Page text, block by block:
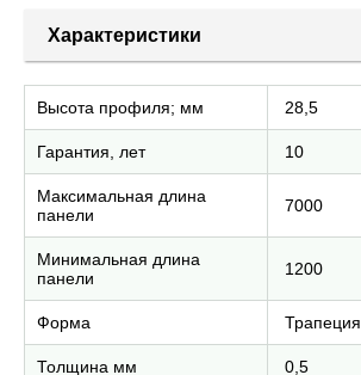
Характеристики
Высота профиля; мм 28,5
Гарантия, лет 10
Максимальная длина
панели
7000
Минимальная длина
панели
1200
Форма Трапеция
Толщина мм 0,5